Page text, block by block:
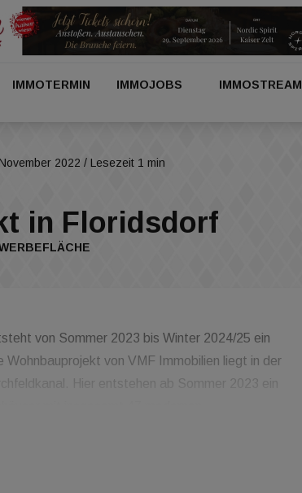
IMMOTERMIN IMMOJOBS IMMOSTREAM
2022 / Lesezeit 1 min
in Floridsdorf
von Sommer 2023 bis Winter 2024/25 ein
von VMF Immobilien liegt in der
Hier entstehen ab Sommer 2023 ein